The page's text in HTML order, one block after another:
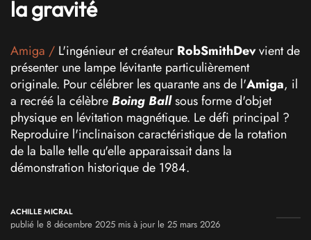
la gravité
Amiga / L'ingénieur et créateur RobSmithDevvient de
présenter une lampe lévitante particulièrement
originale. Pour célébrer les quarante ans de l'Amiga, il
a recréé la célèbreBoing Ballsous forme d'objet
physique en lévitation magnétique. Le défi principal ?
Reproduire l'inclinaison caractéristique de la rotation
de la balle telle qu'elle apparaissait dans la
démonstration historique de 1984.
ACHILLE MICRAL
publié le 8 décembre 2025 mis à jour le 25 mars 2026